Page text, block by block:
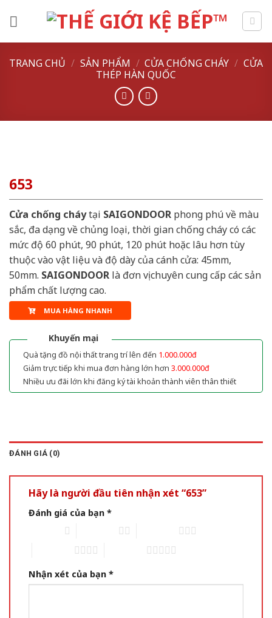
TRANG CHỦ / SẢN PHẨM / CỬA CHỐNG CHÁY / CỬA
THÉP HÀN QUỐC
653
Cửa chống cháytại SAIGONDOOR phong phú về màu
sắc, đa dạng về chủng loại, thời gian chống cháy có các
mức độ 60 phút, 90 phút, 120 phút hoặc lâu hơn tùy
thuộc vào vật liệu và độ dày của cánh cửa: 45mm,
50mm. SAIGONDOOR là đơn vị chuyên cung cấp các sản
phẩm chất lượng cao.
MUA HÀNG NHANH
Khuyến mại
Quà tặng đồ nội thất trang trí lên đến 1.000.000đ
Giảm trực tiếp khi mua đơn hàng lớn hơn 3.000.000đ
Nhiều ưu đãi lớn khi đăng ký tài khoản thành viên thân thiết
ĐÁNH GIÁ (0)
Hãy là người đầu tiên nhận xét “653”
Đánh giá của bạn *
Nhận xét của bạn *